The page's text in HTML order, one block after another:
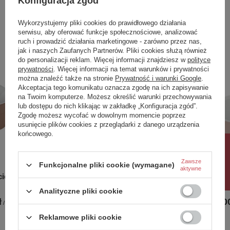
W komplecie stelaż oraz syfon z chromowanym
odpływem i przelewem.
Do wyboru dodatkowo pokrywa na odpływ i
przelew do wanny wolnostojącej w 4
wybarwieniach:
Biały Połysk, Czarny Połysk, Czarny Mat, Złoty
Połysk
Poprzedni z tej kategorii
/
Wanna wolnostojąca przyścienna
160x75 SOLA GRANAT Lewa
NOWOŚĆ
Wanna
150x75
6
Następny z tej kategorii
Wykorzystujemy pliki cookies do prawidłowego działania
serwisu, aby oferować funkcje społecznościowe, analizować
ruch i prowadzić działania marketingowe - zarówno przez nas,
jak i naszych Zaufanych Partnerów. Pliki cookies służą również
do personalizacji reklam. Więcej informacji znajdziesz w polityce
prywatności . Więcej informacji na temat warunków i prywatności
można znaleźć także na stronie Prywatność i warunki Google
Akceptacja tego komunikatu oznacza zgodę na ich zapisywanie
na Twoim komputerze. Możesz określić warunki przechowywania
lub dostępu do nich klikając w zakładkę „Konfiguracja zgód”.
Zgodę możesz wycofać w dowolnym momencie poprzez
usunięcie plików cookies z przeglądarki z danego urządzenia
końcowego.
Funkcjonalne pliki cookie (wymagane)
Zawsze
aktywne
Analityczne pliki cookie
Reklamowe pliki cookie